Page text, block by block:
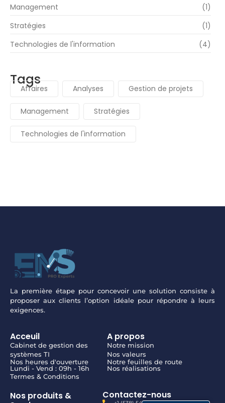
Management
(1)
Stratégies
(1)
Technologies de l'information
(4)
Tags
Affaires Analyses Gestion de projets
Management Stratégies
Technologies de l'information
La première étape pour concevoir une solution consiste à
proposer aux clients l’option idéale pour répondre à leurs
exigences.
Acceuil
Cabinet de gestion des
systèmes TI
Nos heures d'ouverture
Lundi - Vend : 09h - 16h
Termes & Conditions
A propos
Notre mission
Nos valeurs
Notre feuilles de route
Nos réalisations
Nos produits &
Contactez-nous